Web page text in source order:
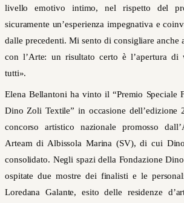
livello emotivo intimo, nel rispetto del
sicuramente un’esperienza impegnativa e
dalle precedenti. Mi sento di consigliare anche
con l’Arte: un risultato certo è l’apertura
tutti».
Elena Bellantoni ha vinto il “Premio Speciale
Dino Zoli Textile” in occasione dell’edizione
concorso artistico nazionale promosso
Arteam di Albissola Marina (SV), di cui
consolidato. Negli spazi della Fondazione
ospitate due mostre dei finalisti e le
Loredana Galante, esito delle residenze